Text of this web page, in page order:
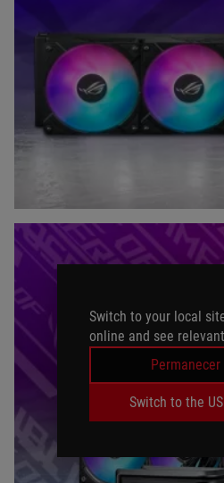
Switch to your local
online and see
Switch to the
ROG